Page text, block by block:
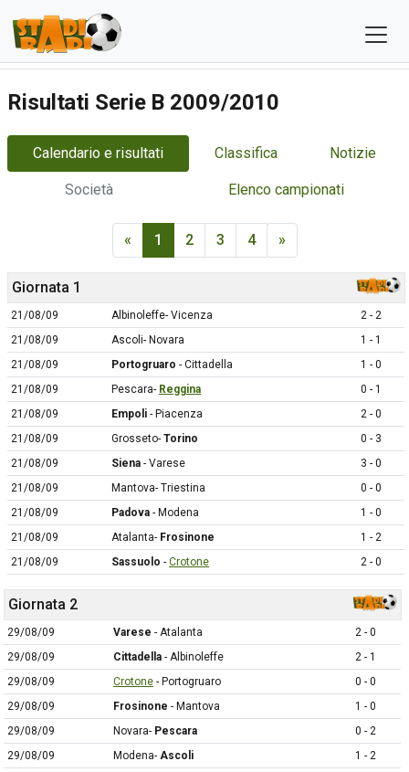
Risultati Serie B 2009/2010
Calendario e risultati Classifica Notizie
Società Elenco campionati
« 1 2 3 4 »
Giornata 1
21/08/09 Albinoleffe- Vicenza
2 - 2
21/08/09
Ascoli- Novara
1 - 1
21/08/09
Portogruaro - Cittadella
1 - 0
21/08/09
Pescara- Reggina
0 - 1
21/08/09
Empoli - Piacenza
2 - 0
21/08/09
Grosseto- Torino
0 - 3
21/08/09
Siena - Varese
3 - 0
21/08/09
Mantova- Triestina
0 - 0
21/08/09
Padova - Modena
1 - 0
21/08/09
Atalanta- Frosinone
1 - 2
21/08/09
Sassuolo - Crotone 2 - 0
Giornata 2
29/08/09 Varese - Atalanta
2 - 0
29/08/09
Cittadella - Albinoleffe
2 - 1
29/08/09
Crotone - Portogruaro
0 - 0
29/08/09
Frosinone - Mantova
1 - 0
29/08/09
Novara- Pescara
0 - 2
29/08/09
Modena- Ascoli
1 - 2